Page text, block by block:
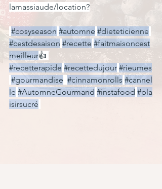
lamassiaude/location?
#cosyseason #automne #dieteticienne
#cestdesaison #recette #faitmaisoncest
meilleur👍
#recetterapide #recettedujour #rieumes
#gourmandise #cinnamonrolls #cannel
le #AutomneGourmand #instafood #pla
isirsucré